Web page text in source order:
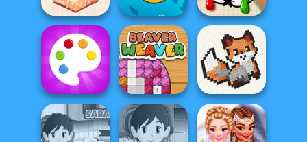
Home Design:
Small House
Cute Coloring
Games
Paint It